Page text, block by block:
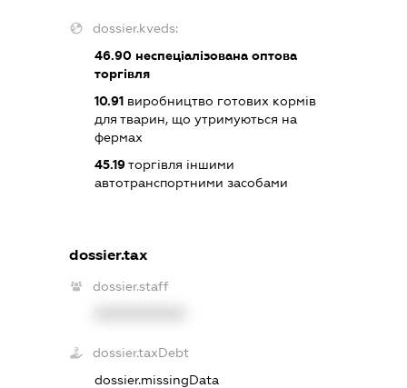
dossier.kveds:
46.90 неспеціалізована оптова
торгівля
10.91 виробництво готових кормів
для тварин, що утримуються на
фермах
45.19торгівля іншими
автотранспортними засобами
dossier.tax
dossier.staff
dossier.taxDebt
dossier.missingData